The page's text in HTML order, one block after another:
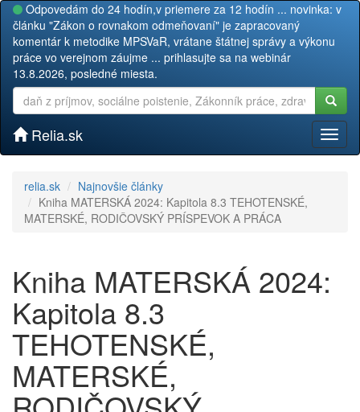
Odpovedám do 24 hodín,v priemere za 12 hodín ... novinka: v
článku "Zákon o rovnakom odmeňovaní" je zapracovaný
komentár k metodike MPSVaR, vrátane štátnej správy a výkonu
práce vo verejnom záujme ... prihlasujte sa na webinár
13.8.2026, posledné miesta.
Relia.sk
relia.sk
Najnovšie články
Kniha MATERSKÁ 2024: Kapitola 8.3 TEHOTENSKÉ,
MATERSKÉ, RODIČOVSKÝ PRÍSPEVOK A PRÁCA
Kniha MATERSKÁ 2024:
Kapitola 8.3
TEHOTENSKÉ,
MATERSKÉ,